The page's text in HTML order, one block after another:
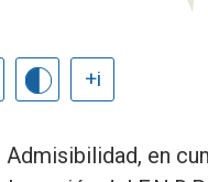
+i
Admisibilidad, en